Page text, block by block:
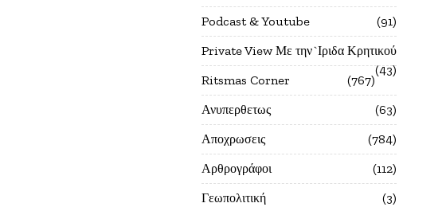
Podcast & Youtube
91
Private View Με την`Ιριδα Κρητικού
43
Ritsmas Corner
767
Ανυπερθετως
63
Αποχρωσεις
784
Αρθρογράφοι
112
Γεωπολιτική
3